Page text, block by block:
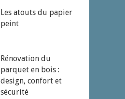
Les atouts du papier
peint
Rénovation du
parquet en bois :
design, confort et
sécurité